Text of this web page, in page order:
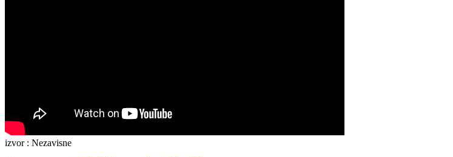
izvor : Nezavisne